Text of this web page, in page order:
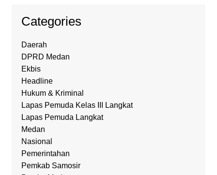
Categories
Daerah
DPRD Medan
Ekbis
Headline
Hukum & Kriminal
Lapas Pemuda Kelas III Langkat
Lapas Pemuda Langkat
Medan
Nasional
Pemerintahan
Pemkab Samosir